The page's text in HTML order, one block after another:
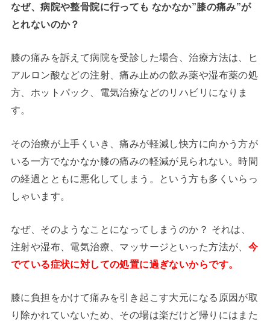
なぜ、病院や整骨院に行っても なかなか”膝の痛み”が
とれないのか？
膝の痛みを訴えて病院を受診した場合、治療方法は、ヒ
アルロン酸などの注射、痛み止めの飲み薬や湿布薬の処
方、ホットパック、電気治療などのリハビリになりま
す。
その治療が上手くいき、痛みが軽減し快方に向かう方が
いる一方でなかなか膝の痛みの軽減が見られない。時間
の経過とともに悪化してしまう。という方も多くいらっ
しゃいます。
なぜ、そのようなことになってしまうのか？ それは、
注射や湿布、電気治療、マッサージといった方法が、 今
でている症状に対しての処置に過ぎないからです。
膝に負担をかけて痛みを引き起こす大元になる原因が取
り除かれていないため、その場は楽だけど帰りにはまた